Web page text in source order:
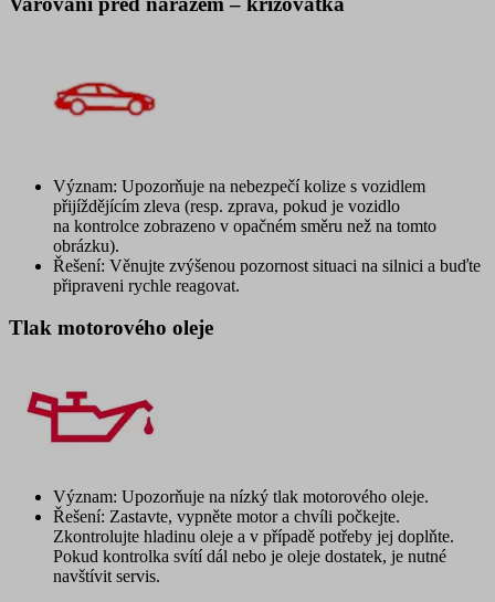
Význam: Upozorňuje na nebezpečí kolize s vozidlem
přijíždějícím zleva (resp. zprava, pokud je vozidlo
na kontrolce zobrazeno v opačném směru než na tomto
obrázku).
Řešení: Věnujte zvýšenou pozornost situaci na silnici a buďte
připraveni rychle reagovat.
Tlak motorového oleje
Význam: Upozorňuje na nízký tlak motorového oleje.
Řešení: Zastavte, vypněte motor a chvíli počkejte.
Zkontrolujte hladinu oleje a v případě potřeby jej doplňte.
Pokud kontrolka svítí dál nebo je oleje dostatek, je nutné
navštívit servis.